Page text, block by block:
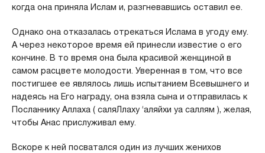
когда она приняла Ислам и, разгневавшись оставил ее.
Однако она отказалась отрекаться Ислама в угоду ему.
А через некоторое время ей принесли известие о его
кончине. В то время она была красивой женщиной в
самом расцвете молодости. Уверенная в том, что все
постигшее ее являлось лишь испытанием Всевышнего и
надеясь на Его награду, она взяла сына и отправилась к
Посланнику Аллаха ( саляЛлаху ‘аляйхи уа саллям ), желая,
чтобы Анас прислуживал ему.
Вскоре к ней посватался один из лучших женихов